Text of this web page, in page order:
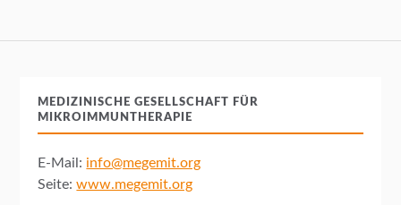
MEDIZINISCHE GESELLSCHAFT FÜR
MIKROIMMUNTHERAPIE
E-Mail: info@megemit.org
Seite:www.megemit.org